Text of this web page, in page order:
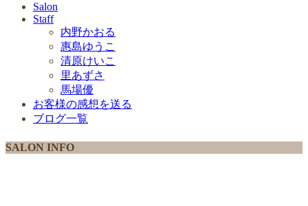
Salon
Staff
内野かおる
惠島ゆうこ
清原けいこ
里あずさ
馬場優
お客様の感想を送る
ブログ一覧
SALON INFO